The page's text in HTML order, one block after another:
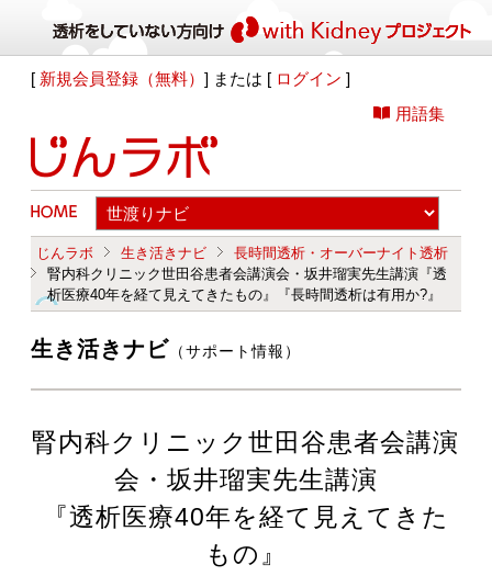
[ 新規会員登録（無料）] または [ ログイン ]
用語集
じんラボ 生き活きナビ
長時間透析・オーバーナイト透析
腎内科クリニック世田谷患者会講演会・坂井瑠実先生講演『透
析医療40年を経て見えてきたもの』『長時間透析は有用か?』
生き活きナビ （サポート情報）
腎内科クリニック世田谷患者会講演
会・坂井瑠実先生講演
『透析医療40年を経て見えてきた
もの』